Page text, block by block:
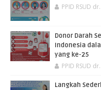
PPID RSUD
Donor Darah
Indonesia
yang ke-25
PPID RSUD
Langkah